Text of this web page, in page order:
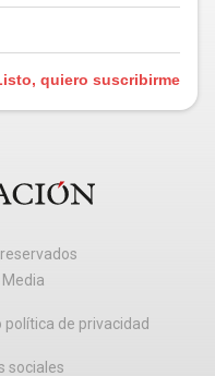
quiero suscribirme
política de privacidad
sociales